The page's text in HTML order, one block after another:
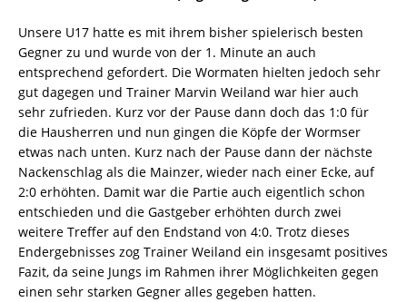
Unsere U17 hatte es mit ihrem bisher spielerisch besten
Gegner zu und wurde von der 1. Minute an auch
entsprechend gefordert. Die Wormaten hielten jedoch sehr
gut dagegen und Trainer Marvin Weiland war hier auch
sehr zufrieden. Kurz vor der Pause dann doch das 1:0 für
die Hausherren und nun gingen die Köpfe der Wormser
etwas nach unten. Kurz nach der Pause dann der nächste
Nackenschlag als die Mainzer, wieder nach einer Ecke, auf
2:0 erhöhten. Damit war die Partie auch eigentlich schon
entschieden und die Gastgeber erhöhten durch zwei
weitere Treffer auf den Endstand von 4:0. Trotz dieses
Endergebnisses zog Trainer Weiland ein insgesamt positives
Fazit, da seine Jungs im Rahmen ihrer Möglichkeiten gegen
einen sehr starken Gegner alles gegeben hatten.